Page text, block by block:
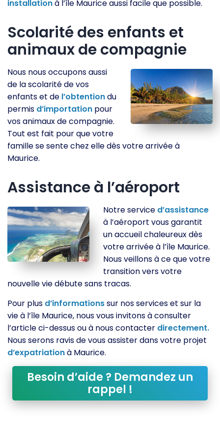
installationà l’île Maurice aussi facile que possible.
Scolarité des enfants et
animaux de compagnie
Nous nous occupons aussi
de la scolarité de vos
enfants et de l’obtentiondu
permis d’importation pour
vos animaux de compagnie.
Tout est fait pour que votre
famille se sente chez elle dès votre arrivée à
Maurice.
Assistance à l’aéroport
Notre service d’assistance
à l’aéroport vous garantit
un accueil chaleureux dès
votre arrivée à l’île Maurice.
Nous veillons à ce que votre
transition vers votre
nouvelle vie débute sans tracas.
Pour plus d’informationssur nos services et sur la
vie à l’île Maurice, nous vous invitons à consulter
l’article ci-dessus ou à nous contacter directement.
Nous serons ravis de vous assister dans votre projet
d’expatriationà Maurice.
Besoin d’aide ? Demandez un
rappel !